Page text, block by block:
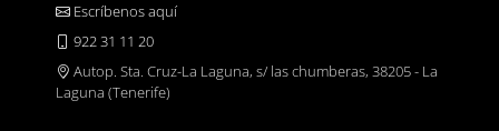
Escríbenos aquí
922 31 11 20
Autop. Sta. Cruz-La Laguna, s/ las chumberas, 38205 - La
Laguna (Tenerife)